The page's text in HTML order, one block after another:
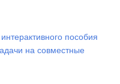
пособия
на совместные